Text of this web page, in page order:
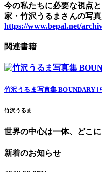
今の私たちに必要な視点
家・竹沢うるまさんの写
https://www.bepal.net/
関連書籍
竹沢うるま写真集 BOUNDARY |
竹沢うるま
世界の中心は一体、どこに
新着のお知らせ